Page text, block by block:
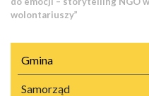
wolontariuszy”
Gmina
Samorząd